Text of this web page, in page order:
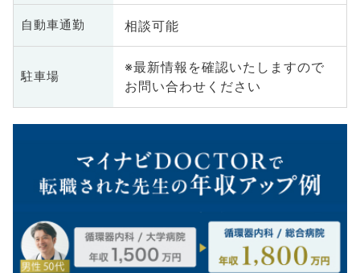
自動車通勤 相談可能
駐車場
※最新情報を確認いたしますので
お問い合わせください